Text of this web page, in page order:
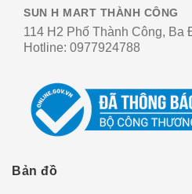
SUN H MART THÀNH CÔNG
114 H2 Phố Thành Công, Ba
Hotline: 0977924788
Bản đồ